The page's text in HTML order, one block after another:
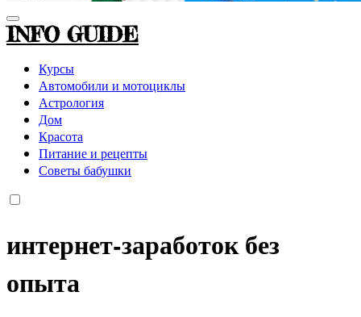
INFO GUIDE
Курсы
Автомобили и мотоциклы
Астрология
Дом
Красота
Питание и рецепты
Советы бабушки
интернет-заработок без
опыта